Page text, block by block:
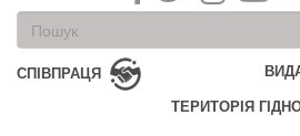
Пошукова
форма
Пошук
СПІВПРАЦЯ
ТЕРИТОРІЯ